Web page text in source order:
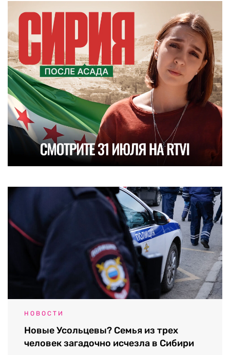
НОВОСТИ
Новые Усольцевы? Семья из трех
человек загадочно исчезла в Сибири